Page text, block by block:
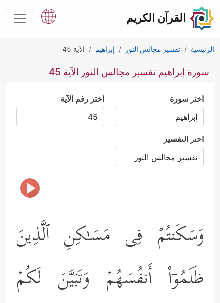
القرآن الكريم
الرئيسية تفسير مجالس النور إبراهيم الآية 45
سورة إبراهيم تفسير مجالس النور الآية 45
اختر سورة اختر رقم الآية
اختر التفسير
وَسَكَنتُمۡ فِی مَسَـٰكِنِ ٱلَّذِینَ
ظَلَمُوۤاْ أَنفُسَهُمۡ وَتَبَیَّنَ لَكُمۡ